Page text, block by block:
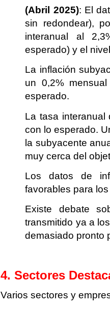
(Abril 2025): El
sin redondear),
interanual al
esperado) y el
La inflación
un 0,2%
esperado.
La tasa
con lo esperado.
la subyacente
muy cerca del
Los datos de
favorables para
Existe debate
transmitido ya a
demasiado pronto
4. Sectores
Varios sectores y